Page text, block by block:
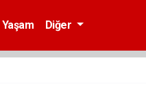
Yaşam Diğer